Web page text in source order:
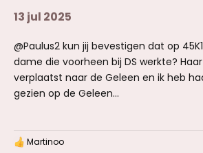
13 jul 2025
@Paulus2 kun jij bevestigen dat op
dame die voorheen bij DS werkte?
verplaatst naar de Geleen en ik heb
gezien op de Geleen...
W Martinoo